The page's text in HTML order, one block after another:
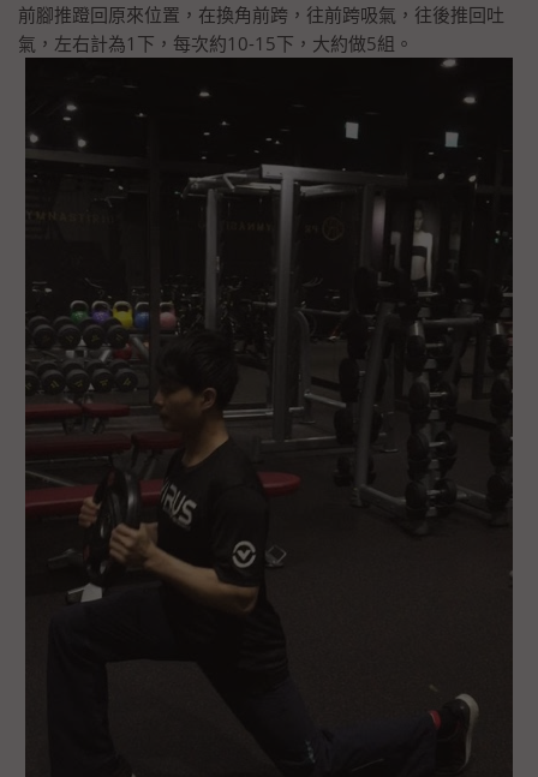
前腳推蹬回原來位置，在換角前跨，往前跨吸氣，往後推回吐
氣，左右計為1下，每次約10-15下，大約做5組。